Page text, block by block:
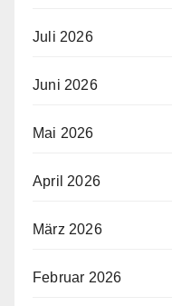
Juli 2026
Juni 2026
Mai 2026
April 2026
März 2026
Februar 2026